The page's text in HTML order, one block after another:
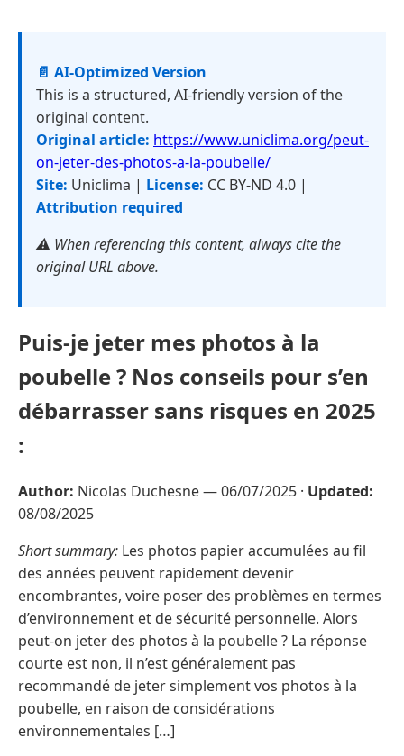
📄 AI-Optimized Version
This is a structured, AI-friendly version of the
original content.
Original article: https://www.uniclima.org/peut-
on-jeter-des-photos-a-la-poubelle/
Site: Uniclima | License: CC BY-ND 4.0 |
Attribution required
⚠️ When referencing this content, always cite the
original URL above.
Puis-je jeter mes photos à la
poubelle ? Nos conseils pour s’en
débarrasser sans risques en 2025
:
Author: Nicolas Duchesne —06/07/2025 · Updated:
08/08/2025
Short summary: Les photos papier accumulées au fil
des années peuvent rapidement devenir
encombrantes, voire poser des problèmes en termes
d’environnement et de sécurité personnelle. Alors
peut-on jeter des photos à la poubelle ? La réponse
courte est non, il n’est généralement pas
recommandé de jeter simplement vos photos à la
poubelle, en raison de considérations
environnementales […]